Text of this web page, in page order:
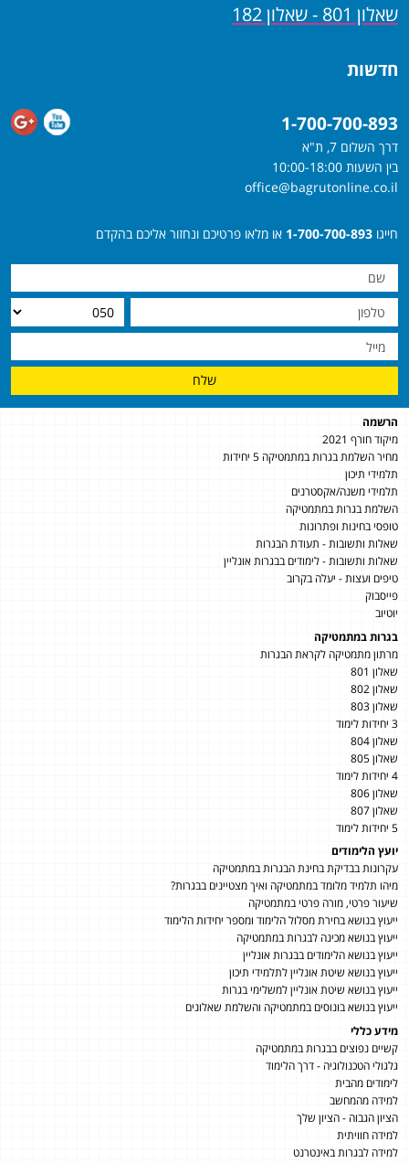
שאלון 801 - שאלון 182
חדשות
1-700-700-893
דרך השלום 7, ת"א
בין השעות 10:00-18:00
office@bagrutonline.co.il
חייגו 1-700-700-893 או מלאו פרטיכם ונחזור אליכם בהקדם
שלח
הרשמה
מיקוד חורף 2021
מחיר השלמת בגרות במתמטיקה 5 יחידות
תלמידי תיכון
תלמידי משנה/אקסטרנים
השלמת בגרות במתמטיקה
טופסי בחינות ופתרונות
שאלות ותשובות - תעודת הבגרות
שאלות ותשובות - לימודים בבגרות אונליין
טיפים ועצות - יעלה בקרוב
פייסבוק
יוטיוב
בגרות במתמטיקה
מרתון מתמטיקה לקראת הבגרות
שאלון 801
שאלון 802
שאלון 803
3 יחידות לימוד
שאלון 804
שאלון 805
4 יחידות לימוד
שאלון 806
שאלון 807
5 יחידות לימוד
יועץ הלימודים
עקרונות בבדיקת בחינת הבגרות במתמטיקה
מיהו תלמיד מלומד במתמטיקה ואיך מצטיינים בבגרות?
שיעור פרטי, מורה פרטי במתמטיקה
ייעוץ בנושא בחירת מסלול הלימוד ומספר יחידות הלימוד
ייעוץ בנושא מכינה לבגרות במתמטיקה
ייעוץ בנושא הלימודים בבגרות אונליין
ייעוץ בנושא שיטת אונליין לתלמידי תיכון
ייעוץ בנושא שיטת אונליין למשלימי בגרות
ייעוץ בנושא בונוסים במתמטיקה והשלמת שאלונים
מידע כללי
קשיים נפוצים בבגרות במתמטיקה
גלגולי הטכנולוגיה - דרך הלימוד
לימודים מהבית
למידה מהמחשב
הציון הגבוה - הציון שלך
למידה חוויתית
למידה לבגרות באינטרנט